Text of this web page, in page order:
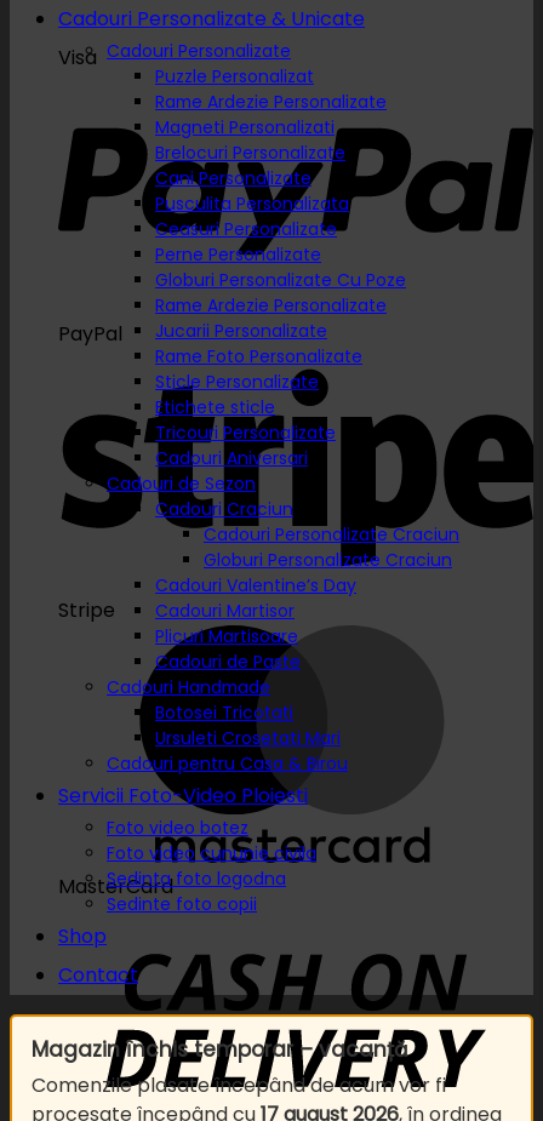
Visa
PayPal
Stripe
MasterCard
Cadouri Personalizate & Unicate
Cadouri Personalizate
Puzzle Personalizat
Rame Ardezie Personalizate
Magneti Personalizati
Brelocuri Personalizate
Cani Personalizate
Pusculita Personalizata
Ceasuri Personalizate
Perne Personalizate
Globuri Personalizate Cu Poze
Rame Ardezie Personalizate
Jucarii Personalizate
Rame Foto Personalizate
Sticle Personalizate
Etichete sticle
Tricouri Personalizate
Cadouri Aniversari
Cadouri de Sezon
Cadouri Craciun
Cadouri Personalizate Craciun
Globuri Personalizate Craciun
Cadouri Valentine’s Day
Cadouri Martisor
Plicuri Martisoare
Cadouri de Paste
Cadouri Handmade
Botosei Tricotati
Ursuleti Crosetati Mari
Cadouri pentru Casa & Birou
Servicii Foto-Video Ploiesti
Foto video botez
Foto video cununie civila
Sedinta foto logodna
Sedinte foto copii
Shop
Contact
Magazin închis temporar – vacanță
Comenzile plasate începând de acum vor fi
procesate începând cu17 august 2026, în ordinea